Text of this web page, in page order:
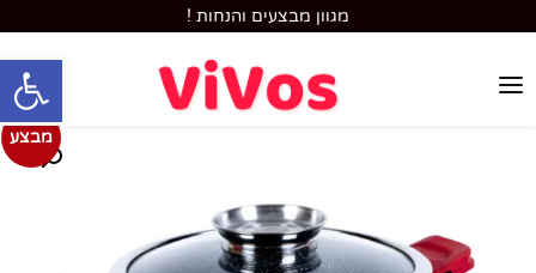
פתח
מגוון מבצעים והנחות !
מבצע